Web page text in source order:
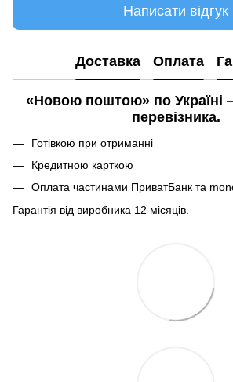
Написати відгук
Доставка Оплата
«Новою поштою» по Україні
перевізника.
Готівкою при отриманні
Кредитною карткою
Оплата частинами ПриватБанк та
Гарантія від виробника 12 місяців.